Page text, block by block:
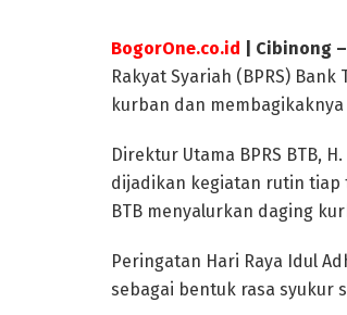
BogorOne.co.id | Cibinong –
Rakyat Syariah (BPRS)
kurban dan
Direktur Utama BPRS BTB,
dijadikan kegiatan rutin tiap
BTB menyalurkan daging
Peringatan Hari Raya Idul
sebagai bentuk rasa syukur